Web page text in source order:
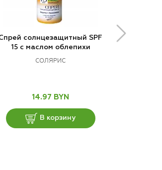
солнцезащитный SPF
15 с маслом облепихи
СОЛЯРИС
14.97 BYN
В корзину